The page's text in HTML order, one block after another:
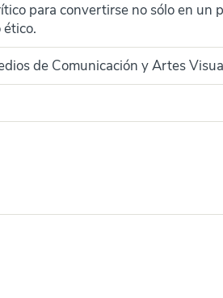
para convertirse no sólo en un
de Comunicación y Artes